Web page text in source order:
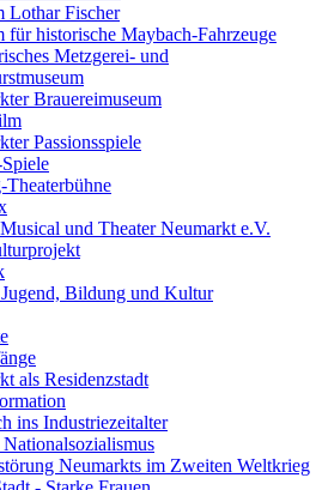
Lothar Fischer
für historische Maybach-Fahrzeuge
Metzgerei- und
Brauereimuseum
Passionsspiele
und Theater Neumarkt e.V.
Bildung und Kultur
als Residenzstadt
ins Industriezeitalter
Nationalsozialismus
Neumarkts im Zweiten Weltkrieg